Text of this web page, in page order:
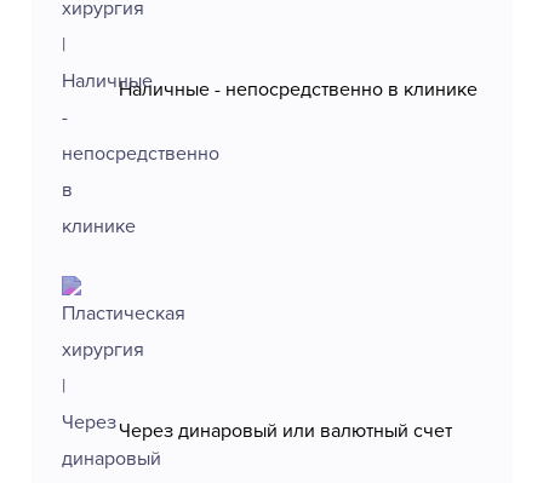
Наличные - непосредственно в клинике
Через динаровый или валютный счет